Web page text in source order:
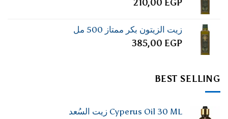
210,00 EGP
زيت الزيتون بكر ممتاز 500 مل
385,00 EGP
BEST SELLING
Cyperus Oil 30 ML زيت السُعد